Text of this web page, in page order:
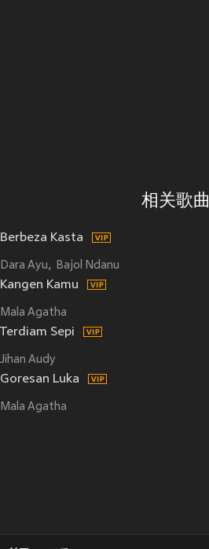
相关歌曲
Berbeza Kasta
Dara Ayu Bajol Ndanu
Kangen Kamu
Mala Agatha
Terdiam Sepi
Jihan Audy
Goresan Luka
Mala Agatha